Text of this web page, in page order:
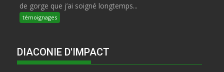
de gorge que j’ai soigné longtemps...
témoignages
DIACONIE D'IMPACT